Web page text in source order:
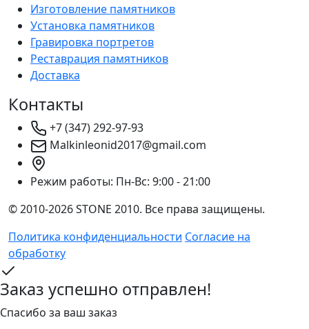
Изготовление памятников
Установка памятников
Гравировка портретов
Реставрация памятников
Доставка
Контакты
+7 (347) 292-97-93
Malkinleonid2017@gmail.com
Режим работы: Пн-Вс: 9:00 - 21:00
© 2010-2026 STONE 2010. Все права защищены.
Политика конфиденциальности Согласие на
обработку
Заказ успешно отправлен!
Спасибо за ваш заказ